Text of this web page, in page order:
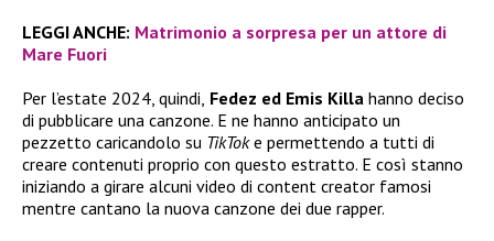
LEGGI ANCHE: Matrimonio a sorpresa per un attore di
Mare Fuori
Per l’estate 2024, quindi, Fedez ed Emis Killa hanno deciso
di pubblicare una canzone. E ne hanno anticipato un
pezzetto caricandolo su TikToke permettendo a tutti di
creare contenuti proprio con questo estratto. E così stanno
iniziando a girare alcuni video di content creator famosi
mentre cantano la nuova canzone dei due rapper.